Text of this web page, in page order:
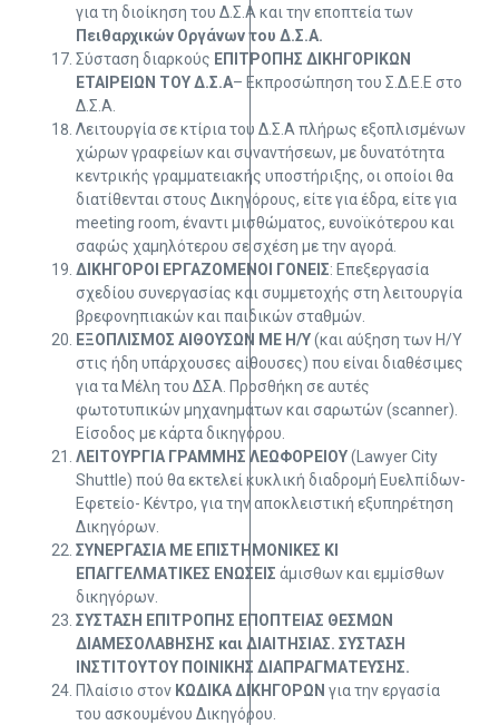
για τη διοίκηση του Δ.Σ.Α και την εποπτεία των
Πειθαρχικών Οργάνων του Δ.Σ.Α.
Σύσταση διαρκούς ΕΠΙΤΡΟΠΗΣ ΔΙΚΗΓΟΡΙΚΩΝ
ΕΤΑΙΡΕΙΩΝ ΤΟΥ Δ.Σ.Α– Εκπροσώπηση του Σ.Δ.Ε.Ε στο
Δ.Σ.Α.
Λειτουργία σε κτίρια του Δ.Σ.Α πλήρως εξοπλισμένων
χώρων γραφείων και συναντήσεων, με δυνατότητα
κεντρικής γραμματειακής υποστήριξης, οι οποίοι θα
διατίθενται στους Δικηγόρους, είτε για έδρα, είτε για
meeting room, έναντι μισθώματος, ευνοϊκότερου και
σαφώς χαμηλότερου σε σχέση με την αγορά.
ΔΙΚΗΓΟΡΟΙ ΕΡΓΑΖΟΜΕΝΟΙ ΓΟΝΕΙΣ: Επεξεργασία
σχεδίου συνεργασίας και συμμετοχής στη λειτουργία
βρεφονηπιακών και παιδικών σταθμών.
ΕΞΟΠΛΙΣΜΟΣ ΑΙΘΟΥΣΩΝ ΜΕ Η/Υ(και αύξηση των Η/Υ
στις ήδη υπάρχουσες αίθουσες) που είναι διαθέσιμες
για τα Μέλη του ΔΣΑ. Προσθήκη σε αυτές
φωτοτυπικών μηχανημάτων και σαρωτών (scanner).
Eίσοδος με κάρτα δικηγόρου.
ΛΕΙΤΟΥΡΓΙΑ ΓΡΑΜΜΗΣ ΛΕΩΦΟΡΕΙΟΥ(Lawyer City
Shuttle) πού θα εκτελεί κυκλική διαδρομή Ευελπίδων-
Εφετείο- Κέντρο, για την αποκλειστική εξυπηρέτηση
Δικηγόρων.
ΣΥΝΕΡΓΑΣΙΑ ΜΕ ΕΠΙΣΤΗΜΟΝΙΚΕΣ ΚΙ
ΕΠΑΓΓΕΛΜΑΤΙΚΕΣ ΕΝΩΣΕΙΣ άμισθων και εμμίσθων
δικηγόρων.
ΣΥΣΤΑΣΗ ΕΠΙΤΡΟΠΗΣ ΕΠΟΠΤΕΙΑΣ ΘΕΣΜΩΝ
ΔΙΑΜΕΣΟΛΑΒΗΣΗΣ και ΔΙΑΙΤΗΣΙΑΣ. ΣΥΣΤΑΣΗ
ΙΝΣΤΙΤΟΥΤΟΥ ΠΟΙΝΙΚΗΣ ΔΙΑΠΡΑΓΜΑΤΕΥΣΗΣ.
Πλαίσιο στον ΚΩΔΙΚΑ ΔΙΚΗΓΟΡΩΝ για την εργασία
του ασκουμένου Δικηγόρου.